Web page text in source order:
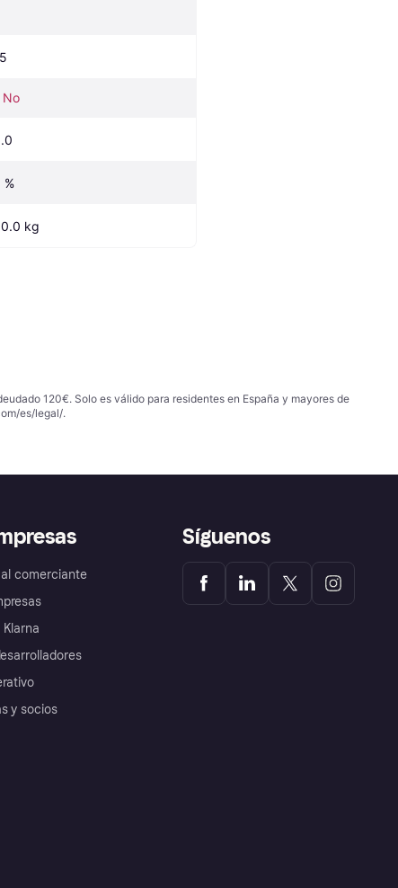
No
%
kg
120€. Solo es válido para residentes en España y mayores de
es/legal/.
comerciante
y socios
Síguenos